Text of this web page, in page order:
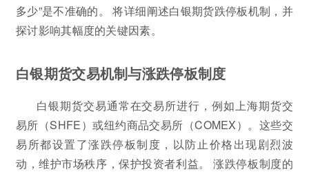
多少”是不准确的。 将详细阐述白银期货跌停板机制，并
探讨影响其幅度的关键因素。
白银期货交易机制与涨跌停板制度
白银期货交易通常在交易所进行，例如上海期货交
易所（SHFE）或纽约商品交易所（COMEX）。这些交
易所都设置了涨跌停板制度，以防止价格出现剧烈波
动，维护市场秩序，保护投资者利益。 涨跌停板制度的